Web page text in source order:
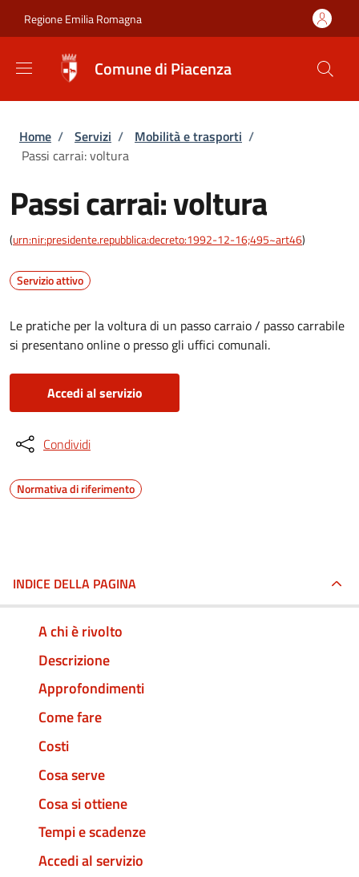
Regione Emilia Romagna
Comune di Piacenza
Briciole di pane
Home / Servizi / Mobilità e trasporti /
Passi carrai: voltura
Passi carrai: voltura
(urn:nir:presidente.repubblica:decreto:1992-12-16;495~art46)
Servizio attivo
Le pratiche per la voltura di un passo carraio / passo carrabile
si presentano online o presso gli uffici comunali.
Accedi al servizio
Condividi
Normativa di riferimento
INDICE DELLA PAGINA
A chi è rivolto
Descrizione
Approfondimenti
Come fare
Costi
Cosa serve
Cosa si ottiene
Tempi e scadenze
Accedi al servizio